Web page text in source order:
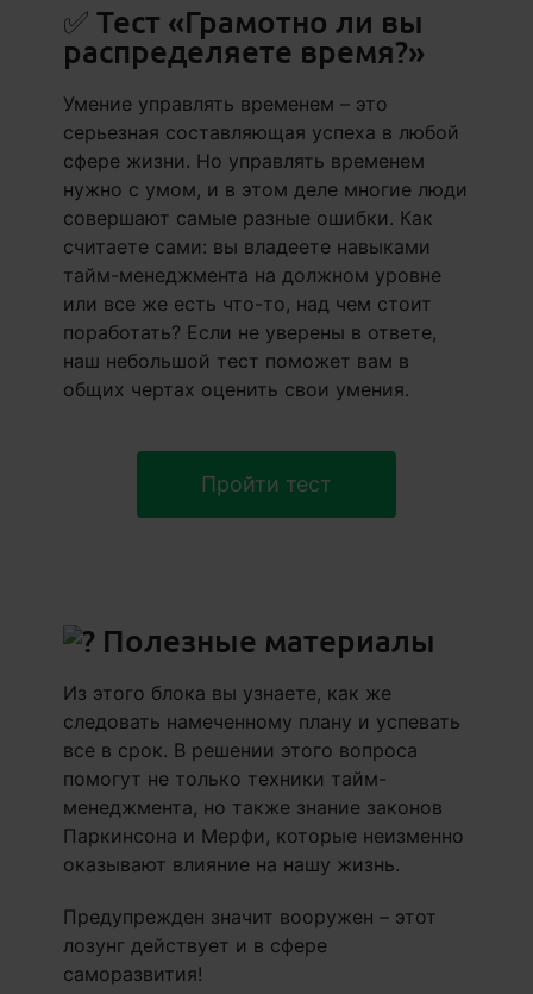
✅ Тест «Грамотно ли вы
распределяете время?»
Умение управлять временем – это
серьезная составляющая успеха в любой
сфере жизни. Но управлять временем
нужно с умом, и в этом деле многие люди
совершают самые разные ошибки. Как
считаете сами: вы владеете навыками
тайм-менеджмента на должном уровне
или все же есть что-то, над чем стоит
поработать? Если не уверены в ответе,
наш небольшой тест поможет вам в
общих чертах оценить свои умения.
Пройти тест
Полезные материалы
Из этого блока вы узнаете, как же
следовать намеченному плану и успевать
все в срок. В решении этого вопроса
помогут не только техники тайм-
менеджмента, но также знание законов
Паркинсона и Мерфи, которые неизменно
оказывают влияние на нашу жизнь.
Предупрежден значит вооружен – этот
лозунг действует и в сфере
саморазвития!